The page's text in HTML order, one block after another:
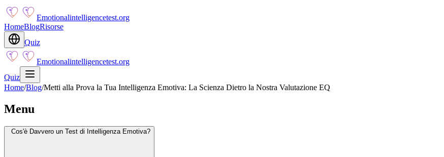
Emotionalintelligencetest.org
HomeBlogRisorse
Quiz
Emotionalintelligencetest.org
Quiz
Home/Blog/Metti alla Prova la Tua Intelligenza Emotiva: La Scienza Dietro la Nostra Valutazione EQ
Menu
Cos'è Davvero un Test di Intelligenza Emotiva?